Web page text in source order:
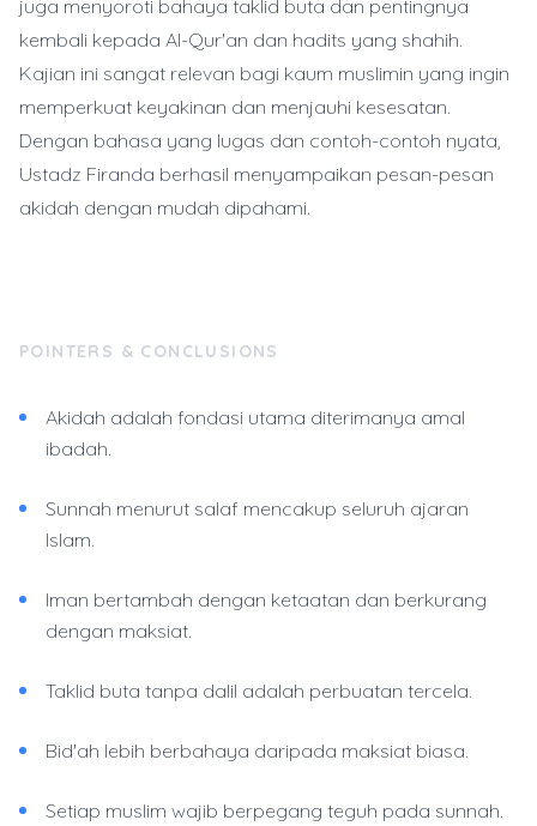
juga menyoroti bahaya taklid buta dan pentingnya
kembali kepada Al-Qur'an dan hadits yang shahih.
Kajian ini sangat relevan bagi kaum muslimin yang ingin
memperkuat keyakinan dan menjauhi kesesatan.
Dengan bahasa yang lugas dan contoh-contoh nyata,
Ustadz Firanda berhasil menyampaikan pesan-pesan
akidah dengan mudah dipahami.
POINTERS & CONCLUSIONS
Akidah adalah fondasi utama diterimanya amal
ibadah.
Sunnah menurut salaf mencakup seluruh ajaran
Islam.
Iman bertambah dengan ketaatan dan berkurang
dengan maksiat.
Taklid buta tanpa dalil adalah perbuatan tercela.
Bid'ah lebih berbahaya daripada maksiat biasa.
Setiap muslim wajib berpegang teguh pada sunnah.